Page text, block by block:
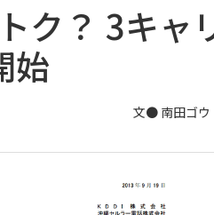
ク？ 3キャ
始
文● 南田ゴウ